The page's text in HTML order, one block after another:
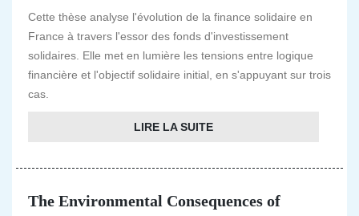
Cette thèse analyse l'évolution de la finance solidaire en
France à travers l'essor des fonds d'investissement
solidaires. Elle met en lumière les tensions entre logique
financière et l'objectif solidaire initial, en s'appuyant sur trois
cas.
LIRE LA SUITE
The Environmental Consequences of